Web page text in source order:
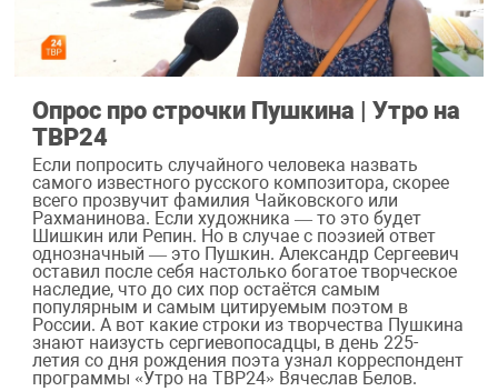
Опрос про строчки Пушкина | Утро на
ТВР24
Если попросить случайного человека назвать
самого известного русского композитора, скорее
всего прозвучит фамилия Чайковского или
Рахманинова. Если художника — то это будет
Шишкин или Репин. Но в случае с поэзией ответ
однозначный — это Пушкин. Александр Сергеевич
оставил после себя настолько богатое творческое
наследие, что до сих пор остаётся самым
популярным и самым цитируемым поэтом в
России. А вот какие строки из творчества Пушкина
знают наизусть сергиевопосадцы, в день 225-
летия со дня рождения поэта узнал корреспондент
программы «Утро на ТВР24» Вячеслав Белов.